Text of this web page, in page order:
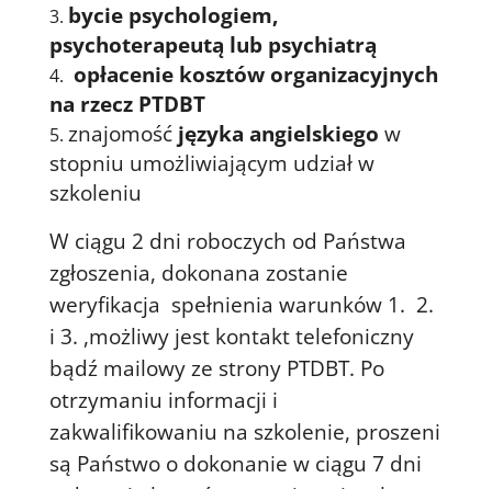
bycie psychologiem,
psychoterapeutą lub psychiatrą
opłacenie kosztów organizacyjnych
na rzecz PTDBT
znajomość języka angielskiego w
stopniu umożliwiającym udział w
szkoleniu
W ciągu 2 dni roboczych od Państwa
zgłoszenia, dokonana zostanie
weryfikacja spełnienia warunków 1. 2.
i 3. ,możliwy jest kontakt telefoniczny
bądź mailowy ze strony PTDBT. Po
otrzymaniu informacji i
zakwalifikowaniu na szkolenie, proszeni
są Państwo o dokonanie w ciągu 7 dni